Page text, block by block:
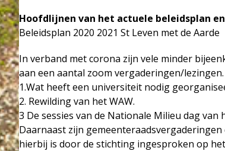
Hoofdlijnen van het actuele beleidsplan
Beleidsplan 2020 2021 St Leven met de Aarde
In verband met corona zijn vele minder
aan een aantal zoom vergaderingen/lezingen.
1.Wat heeft een universiteit nodig
2. Rewilding van het WAW.
3 De sessies van de Nationale Milieu dag van
Daarnaast zijn
hierbij is door de stichting ingesproken op